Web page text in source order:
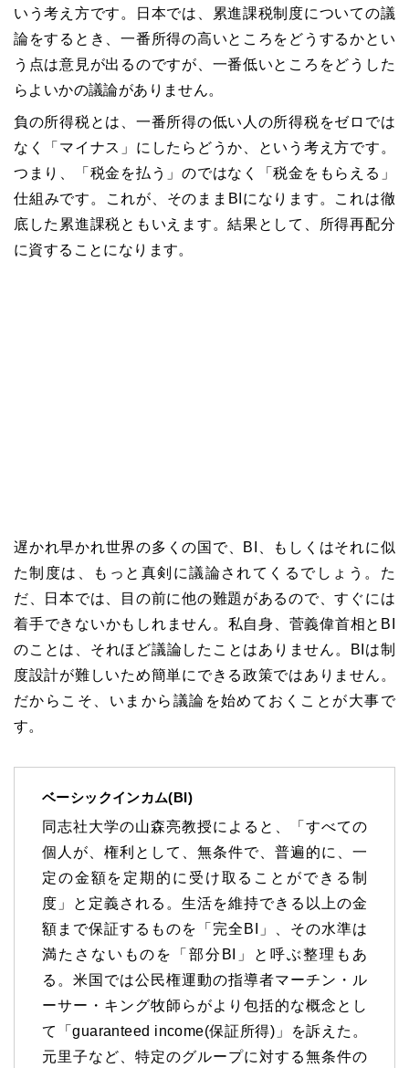
いう考え方です。日本では、累進課税制度についての議
論をするとき、一番所得の高いところをどうするかとい
う点は意見が出るのですが、一番低いところをどうした
らよいかの議論がありません。
負の所得税とは、一番所得の低い人の所得税をゼロでは
なく「マイナス」にしたらどうか、という考え方です。
つまり、「税金を払う」のではなく「税金をもらえる」
仕組みです。これが、そのままBIになります。これは徹
底した累進課税ともいえます。結果として、所得再配分
に資することになります。
遅かれ早かれ世界の多くの国で、BI、もしくはそれに似
た制度は、もっと真剣に議論されてくるでしょう。た
だ、日本では、目の前に他の難題があるので、すぐには
着手できないかもしれません。私自身、菅義偉首相とBI
のことは、それほど議論したことはありません。BIは制
度設計が難しいため簡単にできる政策ではありません。
だからこそ、いまから議論を始めておくことが大事で
す。
ベーシックインカム(BI)
同志社大学の山森亮教授によると、「すべての
個人が、権利として、無条件で、普遍的に、一
定の金額を定期的に受け取ることができる制
度」と定義される。生活を維持できる以上の金
額まで保証するものを「完全BI」、その水準は
満たさないものを「部分BI」と呼ぶ整理もあ
る。米国では公民権運動の指導者マーチン・ル
ーサー・キング牧師らがより包括的な概念とし
て「guaranteed income(保証所得)」を訴えた。
元里子など、特定のグループに対する無条件の